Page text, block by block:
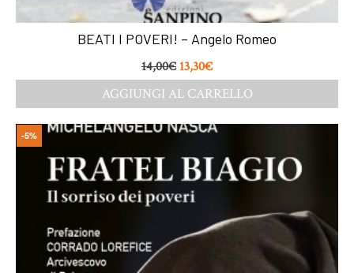
BEATI I POVERI! – Angelo Romeo
14,00€ 13,30€
AGGIUNGI AL CARRELLO
-5%